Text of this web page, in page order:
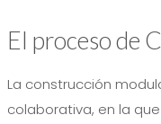
El proceso de
La construcción
colaborativa, en la